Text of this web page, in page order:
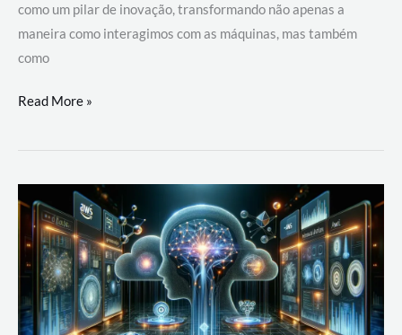
como um pilar de inovação, transformando não apenas a
maneira como interagimos com as máquinas, mas também
como
Desenvolvimento
um
com
AWS
Read More »